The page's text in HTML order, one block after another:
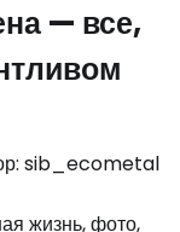
— все,
sib_ecometal